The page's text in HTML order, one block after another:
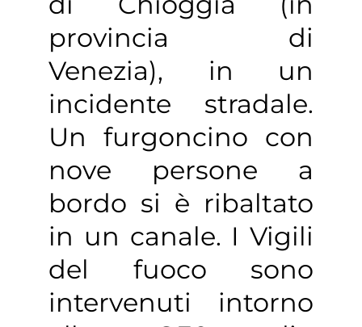
provincia di
Venezia), in un
incidente stradale.
Un furgoncino con
nove persone a
bordo si è ribaltato
in un canale. I Vigili
del fuoco sono
intervenuti intorno